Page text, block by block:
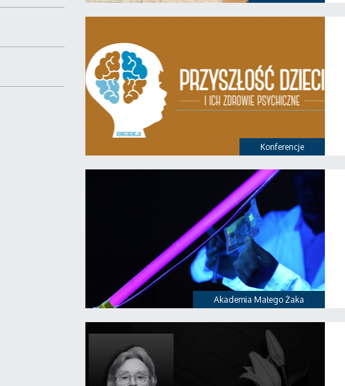
Konferencje
Akademia Małego Żaka